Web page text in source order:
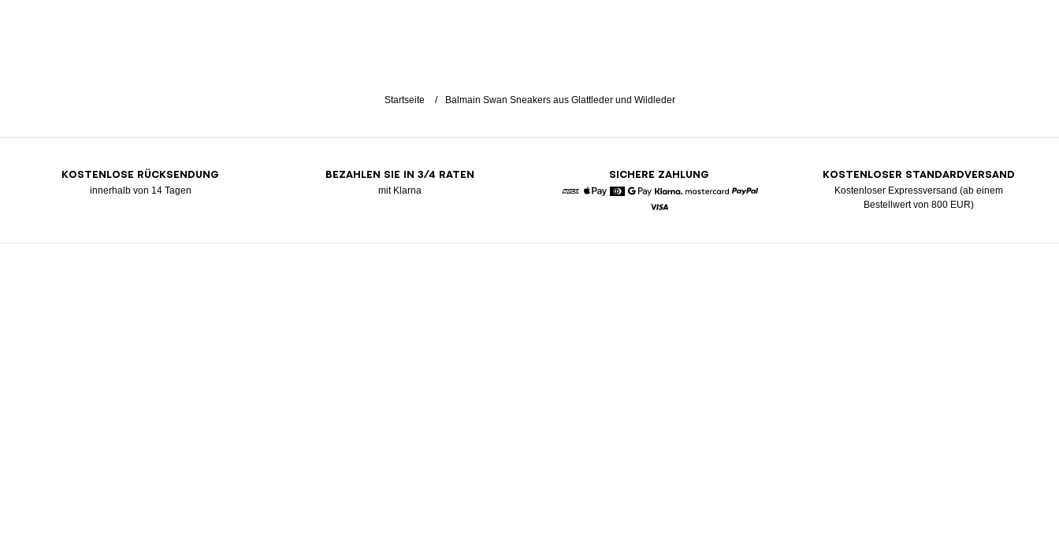
Startseite Balmain Swan Sneakers aus Glattleder und Wildleder
KOSTENLOSE RÜCKSENDUNG
innerhalb von 14 Tagen
BEZAHLEN SIE IN 3/4 RATEN
mit Klarna
SICHERE ZAHLUNG
Google Pay
Klarna
KOSTENLOSER STANDARDVERSAND
Kostenloser Expressversand (ab einem
Bestellwert von 800 EUR)